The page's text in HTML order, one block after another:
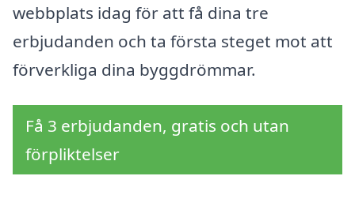
webbplats idag för att få dina tre
erbjudanden och ta första steget mot att
förverkliga dina byggdrömmar.
Få 3 erbjudanden, gratis och utan
förpliktelser